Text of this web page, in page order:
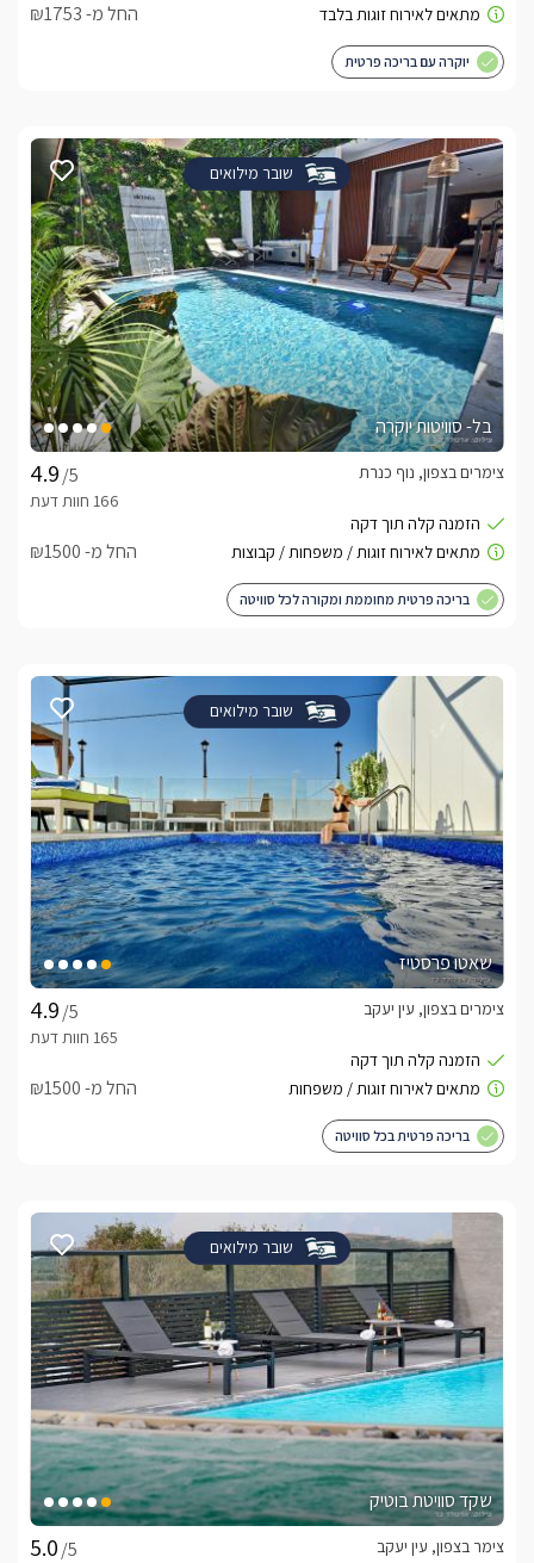
החל מ- ₪1753
יוקרה עם בריכה פרטית
שובר מילואים
בל- סוויטות יוקרה
/5
צימרים בצפון, נוף כנרת
החל מ- ₪1500
בריכה פרטית מחוממת ומקורה לכל סוויטה
שובר מילואים
שאטו פרסטיז
/5
צימרים בצפון, עין יעקב
החל מ- ₪1500
בריכה פרטית בכל סוויטה
שובר מילואים
שקד סוויטת בוטיק
/5
צימר בצפון, עין יעקב